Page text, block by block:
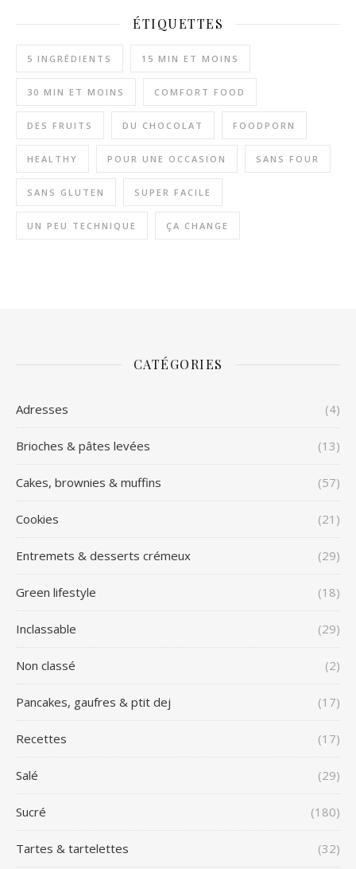
ÉTIQUETTES
5 INGRÉDIENTS 15 MIN ET MOINS
30 MIN ET MOINS COMFORT FOOD
DES FRUITS DU CHOCOLAT FOODPORN
HEALTHY POUR UNE OCCASION SANS FOUR
SANS GLUTEN SUPER FACILE
UN PEU TECHNIQUE ÇA CHANGE
CATÉGORIES
Adresses (4)
Brioches & pâtes levées (13)
Cakes, brownies & muffins (57)
Cookies (21)
Entremets & desserts crémeux (29)
Green lifestyle (18)
Inclassable (29)
Non classé (2)
Pancakes, gaufres & ptit dej (17)
Recettes (17)
Salé (29)
Sucré (180)
Tartes & tartelettes (32)